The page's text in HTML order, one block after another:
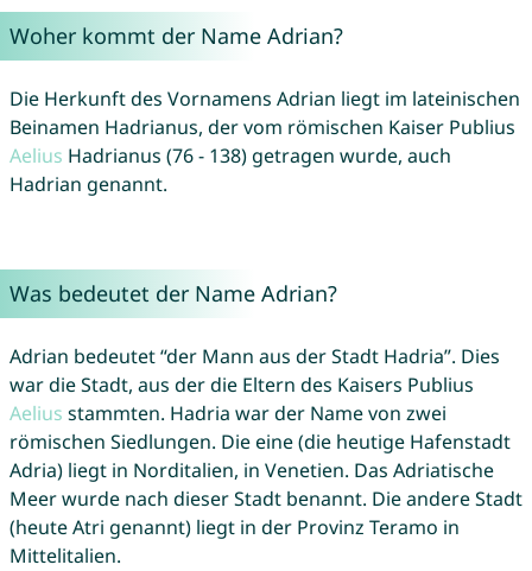
Woher kommt der Name Adrian?
Die Herkunft des Vornamens Adrian liegt im lateinischen
Beinamen Hadrianus, der vom römischen Kaiser Publius
Aelius Hadrianus (76 - 138) getragen wurde, auch
Hadrian genannt.
Was bedeutet der Name Adrian?
Adrian bedeutet “der Mann aus der Stadt Hadria”. Dies
war die Stadt, aus der die Eltern des Kaisers Publius
Aelius stammten. Hadria war der Name von zwei
römischen Siedlungen. Die eine (die heutige Hafenstadt
Adria) liegt in Norditalien, in Venetien. Das Adriatische
Meer wurde nach dieser Stadt benannt. Die andere Stadt
(heute Atri genannt) liegt in der Provinz Teramo in
Mittelitalien.